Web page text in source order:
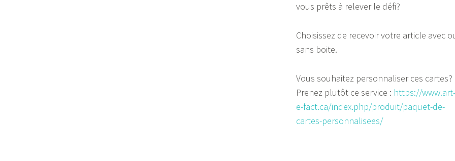
vous prêts à relever le défi?
Choisissez de recevoir votre article avec
sans boite.
Vous souhaitez personnaliser ces cartes?
Prenez plutôt ce service : https://www.art-
e-fact.ca/index.php/produit/paquet-de-
cartes-personnalisees/